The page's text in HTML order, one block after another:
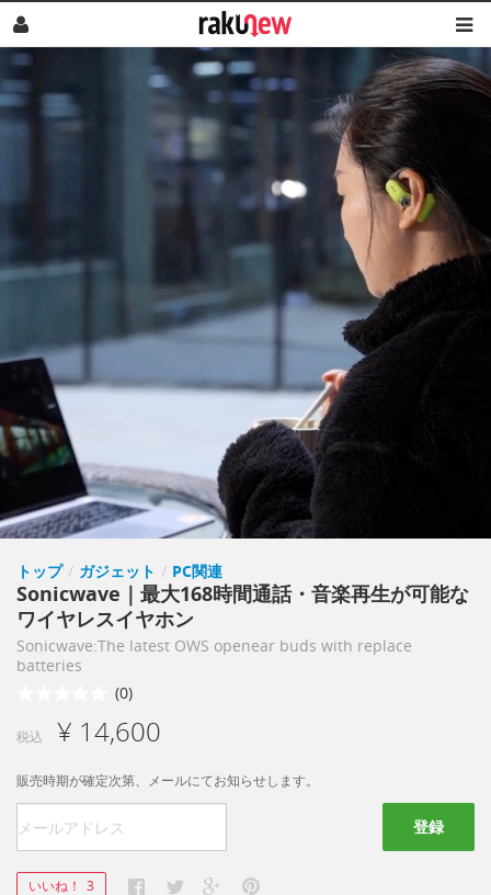
トップ / ガジェット / PC関連
Sonicwave｜最大168時間通話・音楽再生が可能な
ワイヤレスイヤホン
Sonicwave:The latest OWS openear buds with replace
batteries
(0)
税込 ¥ 14,600
販売時期が確定次第、メールにてお知らせします。
登録
いいね！ 3